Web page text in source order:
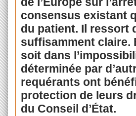
consensus existant
du patient. Il ressort
suffisamment claire.
soit dans
déterminée par
requérants ont
protection de leurs
du Conseil d’État.